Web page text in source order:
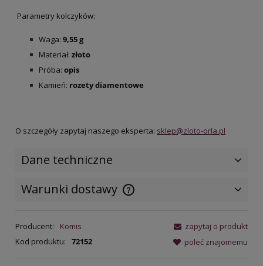
Parametry kolczyków:
Waga: 9,55 g
Materiał: złoto
Próba: opis
Kamień: rozety diamentowe
O szczegóły zapytaj naszego eksperta: sklep@zloto-orla.pl
Dane techniczne
Warunki dostawy
Producent:
Komis
Kod produktu:
72152
zapytaj o produkt
poleć znajomemu